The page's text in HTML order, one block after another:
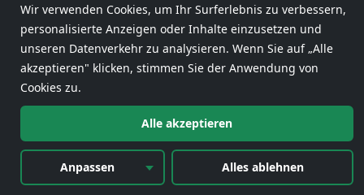
Wir verwenden Cookies, um Ihr Surferlebnis zu verbessern,
personalisierte Anzeigen oder Inhalte einzusetzen und
unseren Datenverkehr zu analysieren. Wenn Sie auf „Alle
akzeptieren" klicken, stimmen Sie der Anwendung von
Cookies zu.
Anpassen Alles ablehnen
Alle akzeptieren
Helmut Tepperink
50 20 2,50 13
2
Johann Tönisen
48 20 2,40 6
0